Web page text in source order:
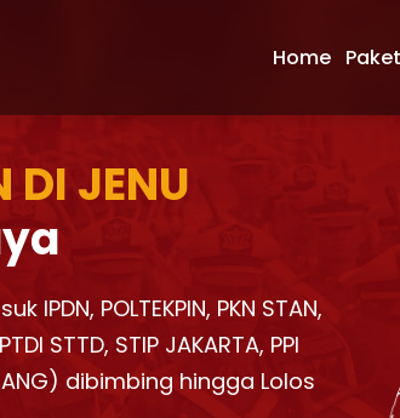
Home Paket
DI JENU
IPDN, POLTEKPIN, PKN STAN,
STTD, STIP JAKARTA, PPI
dibimbing hingga Lolos